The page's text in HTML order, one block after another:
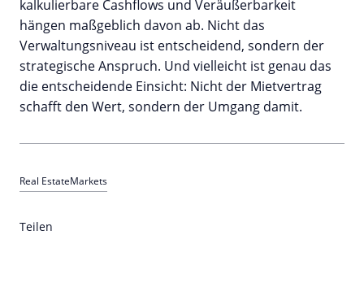
kalkulierbare Cashflows und Veräußerbarkeit
hängen maßgeblich davon ab. Nicht das
Verwaltungsniveau ist entscheidend, sondern der
strategische Anspruch. Und vielleicht ist genau das
die entscheidende Einsicht: Nicht der Mietvertrag
schafft den Wert, sondern der Umgang damit.
Real EstateMarkets
Teilen